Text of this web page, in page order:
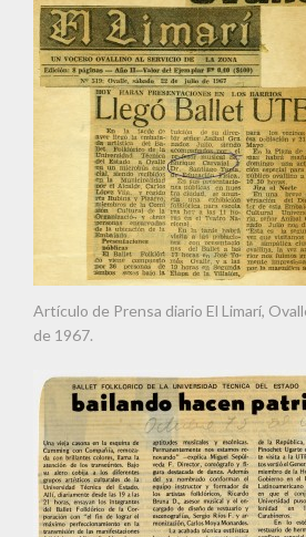
Artículo de Prensa diario El Limarí,
de 1967.